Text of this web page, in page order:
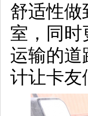
舒适性做
室，同时
运输的道
计让卡友